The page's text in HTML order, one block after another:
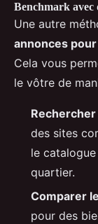
Benchmark avec
Une autre
annonces
Cela vous
le vôtre de
des sites
le
quartier.
Comparer
pour des